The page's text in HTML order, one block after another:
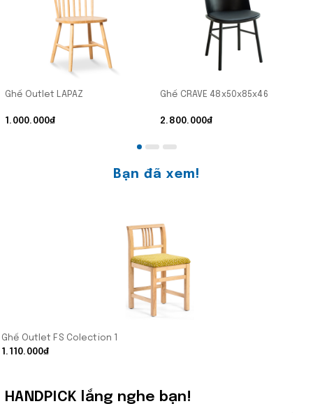
Ghế Outlet LAPAZ
1.000.000₫
Ghế CRAVE 48x50x85x46
2.800.000₫
Bạn đã xem!
Ghế Outlet FS Colection 1
1.110.000₫
HANDPICK lắng nghe bạn!